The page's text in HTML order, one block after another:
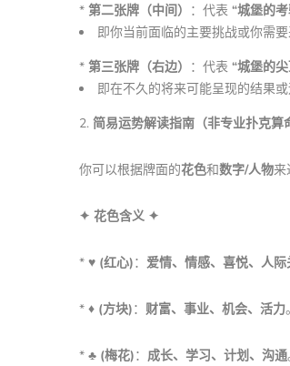
* 第二张牌（中间） ：代表 “城堡的
即你当前面临的主要挑战或你需要
* 第三张牌（右边） ：代表 “城堡的
即在不久的将来可能呈现的结果或
2. 简易运势解读指南（非专业扑克算
你可以根据牌面的花色和数字/人物来
✦ 花色含义 ✦
* ♥️ (红心)： 爱情、情感、喜悦、人际
* ♦️ (方块)： 财富、事业、机会、活力
* ♣️ (梅花)： 成长、学习、计划、沟通